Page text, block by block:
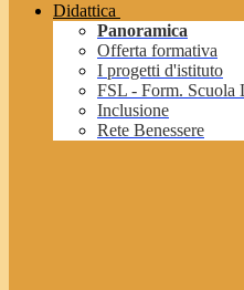
Didattica
Panoramica
Offerta formativa
I progetti d'istituto
FSL - Form. Scuola
Inclusione
Rete Benessere